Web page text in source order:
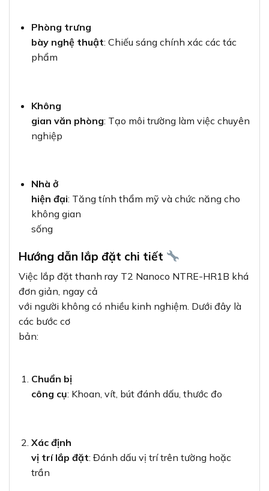
Phòng trưng
bày nghệ thuật: Chiếu sáng chính xác các tác
phẩm
Không
gian văn phòng: Tạo môi trường làm việc chuyên
nghiệp
Nhà ở
hiện đại: Tăng tính thẩm mỹ và chức năng cho
không gian
sống
Hướng dẫn lắp đặt chi tiết
Việc lắp đặt thanh ray T2 Nanoco NTRE-HR1B khá
đơn giản, ngay cả
với người không có nhiều kinh nghiệm. Dưới đây là
các bước cơ
bản:
Chuẩn bị
công cụ: Khoan, vít, bút đánh dấu, thước đo
Xác định
vị trí lắp đặt: Đánh dấu vị trí trên tường hoặc
trần